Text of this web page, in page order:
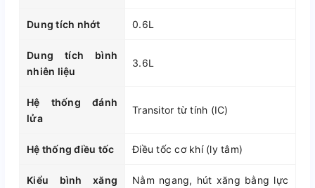
Dung tích nhớt 0.6L
Dung tích bình
nhiên liệu
3.6L
Hệ thống đánh
lửa
Transitor từ tính (IC)
Hệ thống điều tốc Điều tốc cơ khí (ly tâm)
Kiểu bình xăng
Nằm ngang, hút xăng bằng lực